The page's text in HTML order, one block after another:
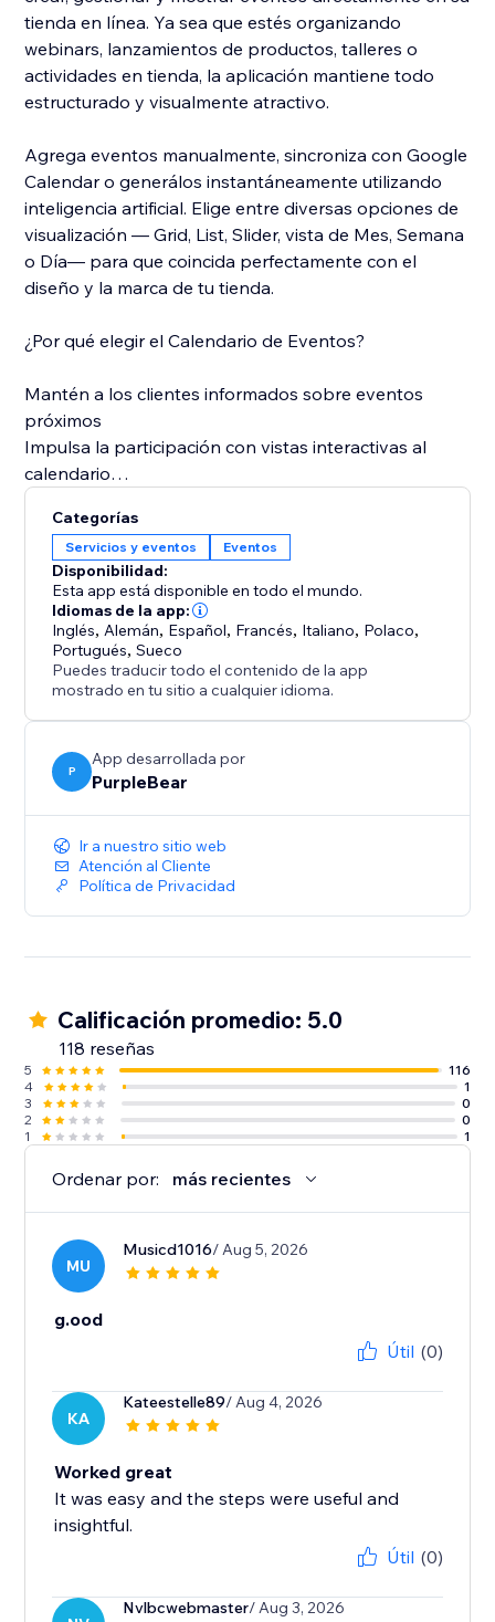
tienda en línea. Ya sea que estés organizando
webinars, lanzamientos de productos, talleres o
actividades en tienda, la aplicación mantiene todo
estructurado y visualmente atractivo.
Agrega eventos manualmente, sincroniza con Google
Calendar o generálos instantáneamente utilizando
inteligencia artificial. Elige entre diversas opciones de
visualización — Grid, List, Slider, vista de Mes, Semana
o Día— para que coincida perfectamente con el
diseño y la marca de tu tienda.
¿Por qué elegir el Calendario de Eventos?
Mantén a los clientes informados sobre eventos
próximos
Impulsa la participación con vistas interactivas al
calendario
inteligencia artificial
Mantén el control total sobre la visibilidad y
organización de eventos
Muestra eventos de forma profesional sin editar el
código del tema
El Calendario de Eventos convierte tu tienda en línea
en un centro de programación dinámico —
aumentar la participación y mantener una conexión
con tu audiencia.
Categorías
Servicios y eventos Eventos
Disponibilidad:
Esta app está disponible en todo el mundo.
Idiomas de la app:
Inglés, Alemán, Español, Francés, Italiano, Polaco,
Portugués,Sueco
Puedes traducir todo el contenido de la app
mostrado en tu sitio a cualquier idioma.
P
App desarrollada por
PurpleBear
Ir a nuestro sitio web
Atención al Cliente
Política de Privacidad
Calificación promedio: 5.0
118 reseñas
5
116
4
1
3
0
2
0
1
1
Ordenar por: más recientes
MU
Musicd1016/ Aug 5, 2026
g.ood
Útil (0)
KA
Kateestelle89/ Aug 4, 2026
Worked great
It was easy and the steps were useful and
insightful.
Útil (0)
Nvlbcwebmaster/ Aug 3, 2026